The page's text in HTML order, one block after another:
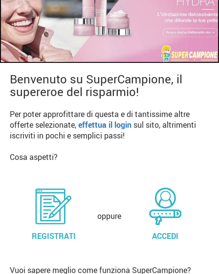
Benvenuto su SuperCampione, il
supereroe del risparmio!
Per poter approfittare di questa e di tantissime altre
offerte selezionate,effettua il login sul sito, altrimenti
iscriviti in pochi e semplici passi!
Cosa aspetti?
REGISTRATI
oppure
ACCEDI
Vuoi sapere meglio come funziona SuperCampione?